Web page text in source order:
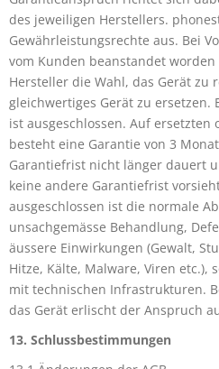
des jeweiligen Herstellers.
Gewährleistungsrechte aus. Bei
vom Kunden beanstandet
Hersteller die Wahl, das Gerät zu
gleichwertiges Gerät zu ersetzen.
ist ausgeschlossen. Auf
besteht eine Garantie von 3
Garantiefrist nicht länger dauert
keine andere Garantiefrist
ausgeschlossen ist die normale
unsachgemässe Behandlung,
äussere Einwirkungen (Gewalt,
Hitze, Kälte, Malware, Viren
mit technischen Infrastrukturen.
das Gerät erlischt der Anspruch
13. Schlussbestimmungen